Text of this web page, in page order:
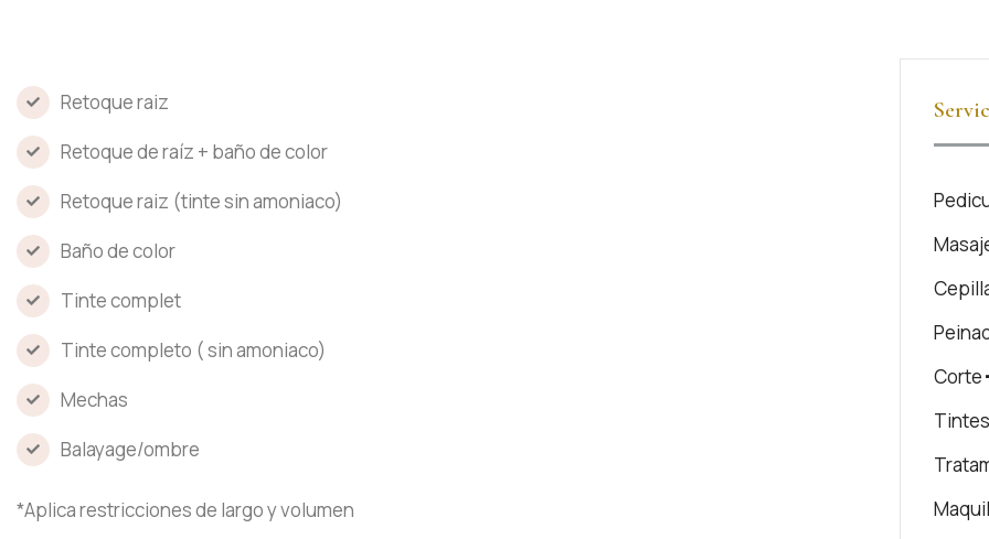
Retoque raiz
Retoque de raíz + baño de color
Retoque raiz (tinte sin amoniaco)
Baño de color
Tinte complet
Tinte completo ( sin amoniaco)
Mechas
Balayage/ombre
*Aplica restricciones de largo y volumen
Corte